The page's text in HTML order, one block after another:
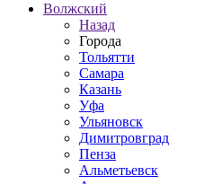
Волжский
Назад
Города
Тольятти
Самара
Казань
Уфа
Ульяновск
Димитровград
Пенза
Альметьевск